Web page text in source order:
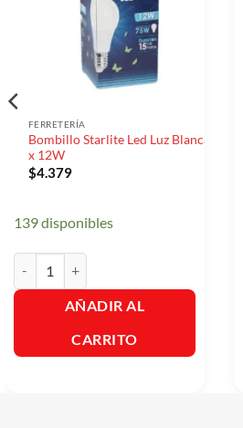
FERRETERÍA
Bombillo Starlite Led Luz Blanca
x 12W
$4.379
139 disponibles
AÑADIR AL
CARRITO